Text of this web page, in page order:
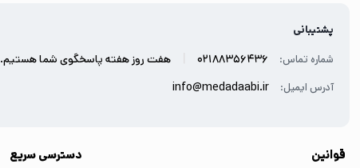
پشتیبانی
شماره تماس:
02188356436 هفت روز هفته پاسخگوی شما هستیم.
آدرس ایمیل: info@medadaabi.ir
قوانین دسترسی سریع